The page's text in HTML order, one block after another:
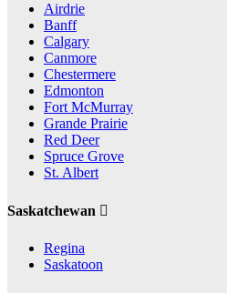
Airdrie
Banff
Calgary
Canmore
Chestermere
Edmonton
Fort McMurray
Grande Prairie
Red Deer
Spruce Grove
St. Albert
Saskatchewan
Regina
Saskatoon